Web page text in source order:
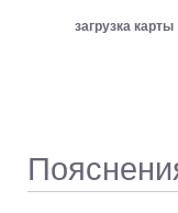
загрузка карты